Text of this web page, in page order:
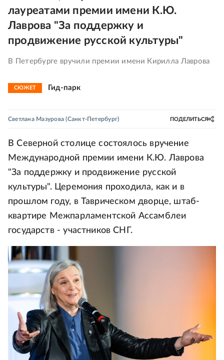
лауреатами премии имени К.Ю.
Лаврова "За поддержку и
продвижение русской культуры"
В Петербурге вручили премии имени Кирилла Лаврова
СЮЖЕТ Гид-парк
Светлана Мазурова (Санкт-Петербург) ПОДЕЛИТЬСЯ
В Северной столице состоялось вручение
Международной премии имени К.Ю. Лаврова
"За поддержку и продвижение русской
культуры". Церемония проходила, как и в
прошлом году, в Таврическом дворце, штаб-
квартире Межпарламентской Ассамблеи
государств - участников СНГ.